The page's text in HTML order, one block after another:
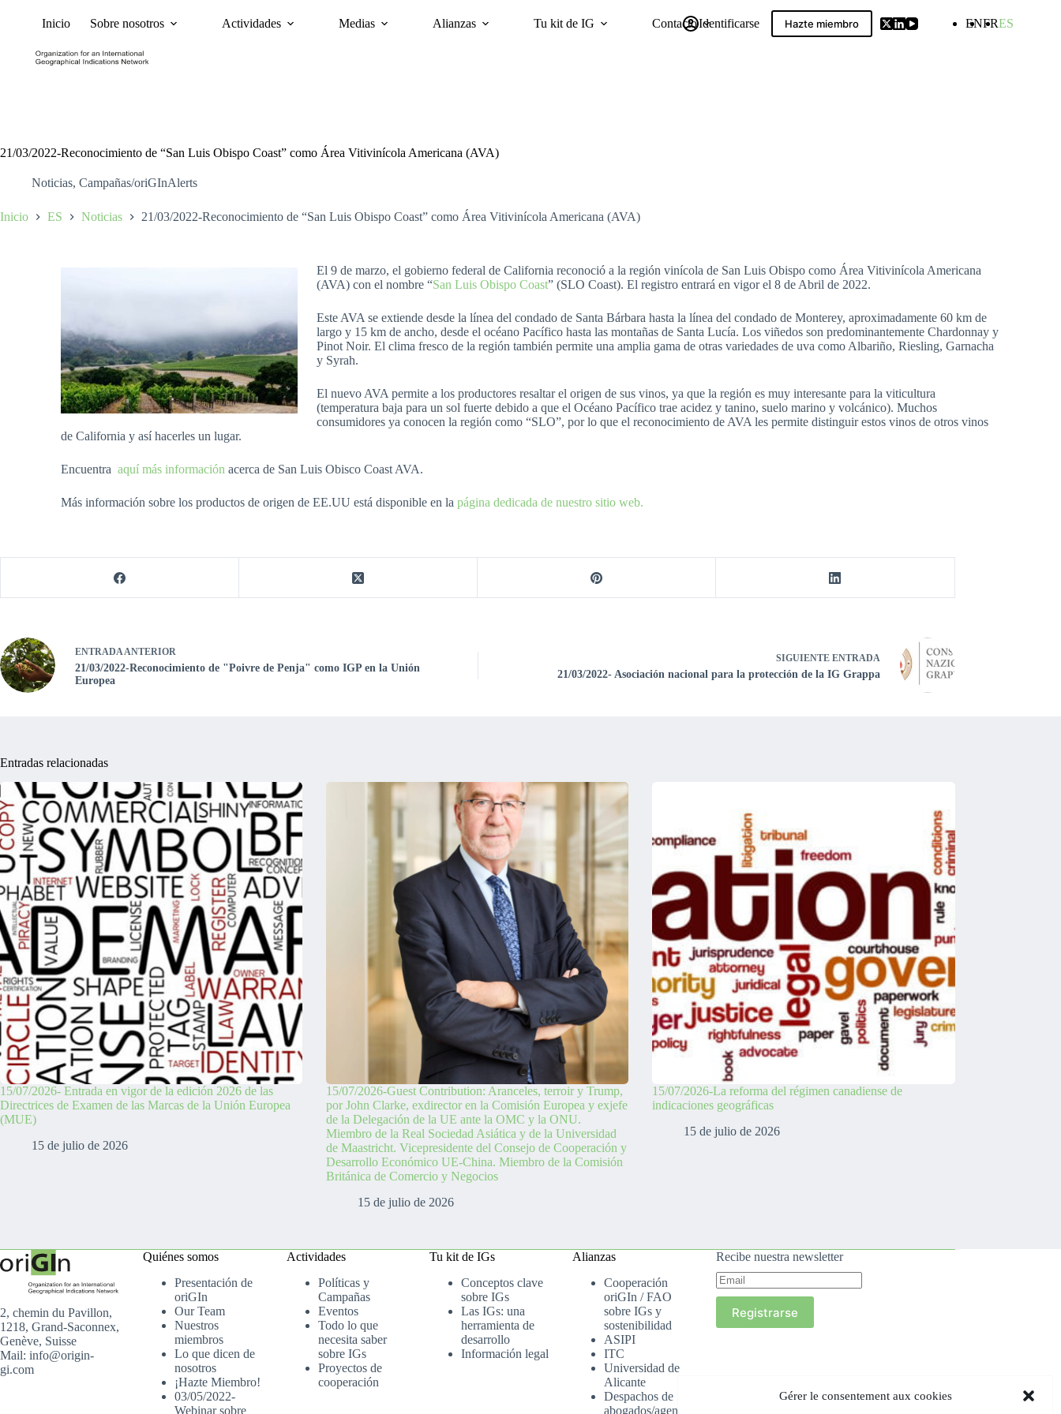
Gérer le consentement aux cookies
oriGIn Worldwide GIs Compilation
Inicio Sobre nosotros Actividades Medias Alianzas Tu kit de IG ContactoIdentificarse Hazte miembro ENFRES
21/03/2022-Reconocimiento de “San Luis Obispo Coast” como Área Vitivinícola Americana (AVA)
Noticias, Campañas/oriGInAlerts
Inicio ES Noticias 21/03/2022-Reconocimiento de “San Luis Obispo Coast” como Área Vitivinícola Americana (AVA)
El 9 de marzo, el gobierno federal de California reconoció a la región vinícola de San Luis Obispo como Área Vitivinícola Americana
(AVA) con el nombre “San Luis Obispo Coast” (SLO Coast). El registro entrará en vigor el 8 de Abril de 2022.
Este AVA se extiende desde la línea del condado de Santa Bárbara hasta la línea del condado de Monterey, aproximadamente 60 km de
largo y 15 km de ancho, desde el océano Pacífico hasta las montañas de Santa Lucía. Los viñedos son predominantemente Chardonnay y
Pinot Noir. El clima fresco de la región también permite una amplia gama de otras variedades de uva como Albariño, Riesling, Garnacha
y Syrah.
El nuevo AVA permite a los productores resaltar el origen de sus vinos, ya que la región es muy interesante para la viticultura
(temperatura baja para un sol fuerte debido a que el Océano Pacífico trae acidez y tanino, suelo marino y volcánico). Muchos
consumidores ya conocen la región como “SLO”, por lo que el reconocimiento de AVA les permite distinguir estos vinos de otros vinos
de California y así hacerles un lugar.
Encuentraaquí más información acerca de San Luis Obisco Coast AVA.
Más información sobre los productos de origen de EE.UU está disponible en lapágina dedicada de nuestro sitio web.
ENTRADAANTERIOR
21/03/2022-Reconocimiento de "Poivre de Penja" como IGP en la Unión
Europea
SIGUIENTE ENTRADA
21/03/2022- Asociación nacional para la protección de la IG Grappa
Entradas relacionadas
15/07/2026- Entrada en vigor de la edición 2026 de las
Directrices de Examen de las Marcas de la Unión Europea
(MUE)
15 de julio de 2026
15/07/2026-Guest Contribution: Aranceles, terroir y Trump,
por John Clarke, exdirector en la Comisión Europea y exjefe
de la Delegación de la UE ante la OMC y la ONU.
Miembro de la Real Sociedad Asiática y de la Universidad
de Maastricht. Vicepresidente del Consejo de Cooperación y
Desarrollo Económico UE-China. Miembro de la Comisión
Británica de Comercio y Negocios
15 de julio de 2026
15/07/2026-La reforma del régimen canadiense de
indicaciones geográficas
15 de julio de 2026
2, chemin du Pavillon,
1218, Grand-Saconnex,
Genève, Suisse
Mail: info@origin-
gi.com
Quiénes somos
Presentación de
oriGIn
Our Team
Nuestros
miembros
Lo que dicen de
nosotros
¡Hazte Miembro!
03/05/2022-
Webinar sobre
Actividades
Políticas y
Campañas
Eventos
Todo lo que
necesita saber
sobre IGs
Proyectos de
cooperación
Tu kit de IGs
Conceptos clave
sobre IGs
Las IGs: una
herramienta de
desarrollo
Información legal
Alianzas
Cooperación
oriGIn / FAO
sobre IGs y
sostenibilidad
ASIPI
ITC
Universidad de
Alicante
Despachos de
abogados/agenci
Recibe nuestra newsletter
Registrarse